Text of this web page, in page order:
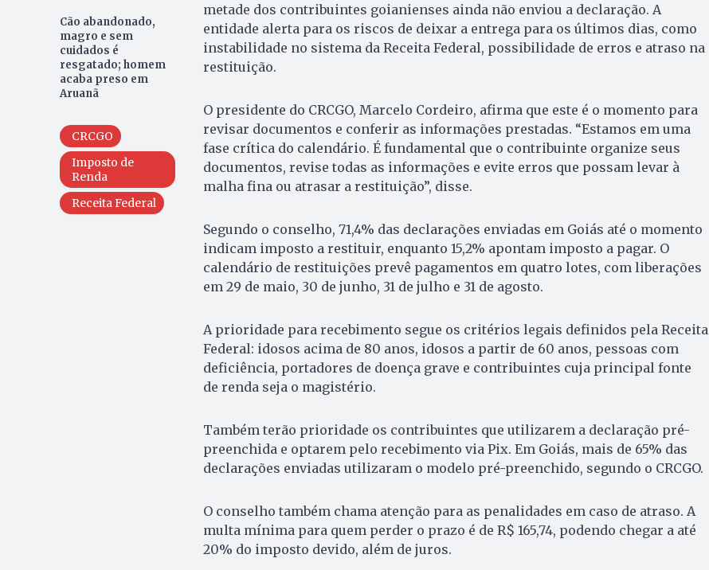
Cão abandonado,
magro e sem
cuidados é
resgatado; homem
acaba preso em
Aruanã
CRCGO
Imposto de
Renda
Receita Federal
metade dos contribuintes goianienses ainda não enviou a declaração. A
entidade alerta para os riscos de deixar a entrega para os últimos dias, como
instabilidade no sistema da Receita Federal, possibilidade de erros e atraso na
restituição.
O presidente do CRCGO, Marcelo Cordeiro, afirma que este é o momento para
revisar documentos e conferir as informações prestadas. “Estamos em uma
fase crítica do calendário. É fundamental que o contribuinte organize seus
documentos, revise todas as informações e evite erros que possam levar à
malha fina ou atrasar a restituição”, disse.
Segundo o conselho, 71,4% das declarações enviadas em Goiás até o momento
indicam imposto a restituir, enquanto 15,2% apontam imposto a pagar. O
calendário de restituições prevê pagamentos em quatro lotes, com liberações
em 29 de maio, 30 de junho, 31 de julho e 31 de agosto.
A prioridade para recebimento segue os critérios legais definidos pela Receita
Federal: idosos acima de 80 anos, idosos a partir de 60 anos, pessoas com
deficiência, portadores de doença grave e contribuintes cuja principal fonte
de renda seja o magistério.
Também terão prioridade os contribuintes que utilizarem a declaração pré-
preenchida e optarem pelo recebimento via Pix. Em Goiás, mais de 65% das
declarações enviadas utilizaram o modelo pré-preenchido, segundo o CRCGO.
O conselho também chama atenção para as penalidades em caso de atraso. A
multa mínima para quem perder o prazo é de R$ 165,74, podendo chegar a até
20% do imposto devido, além de juros.